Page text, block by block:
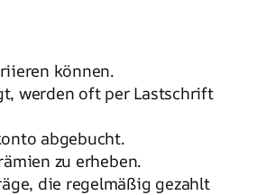
können.
werden oft per Lastschrift
abgebucht.
zu erheben.
die regelmäßig gezahlt